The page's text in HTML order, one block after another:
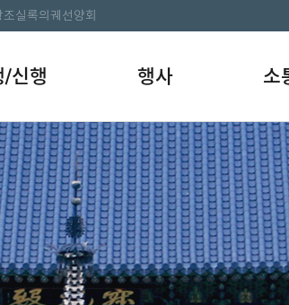
조실록의궤선양회
/신행 행사 소